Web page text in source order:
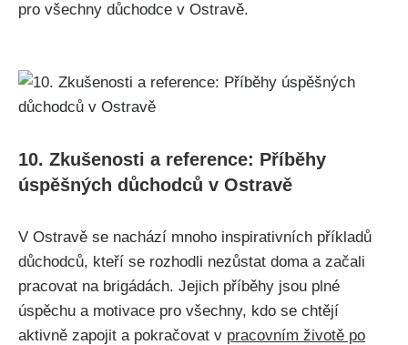
pro všechny důchodce v Ostravě.
10. Zkušenosti a reference: Příběhy
úspěšných důchodců v Ostravě
V Ostravě se nachází mnoho inspirativních příkladů
důchodců, kteří se rozhodli nezůstat doma a začali
pracovat na brigádách. Jejich příběhy jsou plné
úspěchu a motivace pro všechny, kdo se chtějí
aktivně zapojit a pokračovat v pracovním životě po